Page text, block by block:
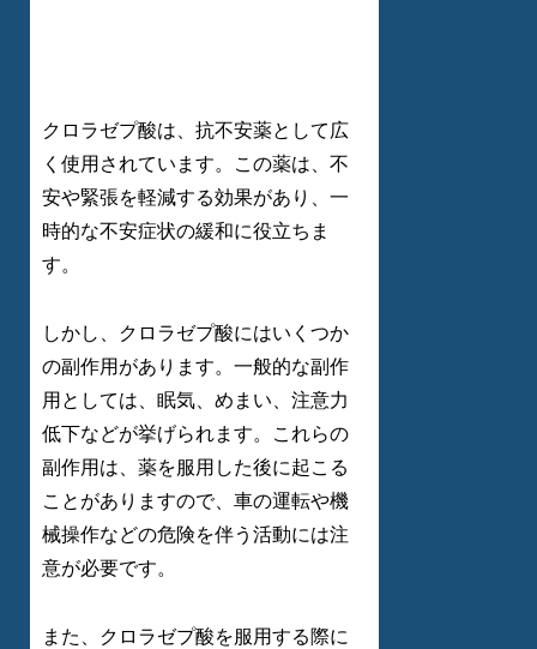
クロラゼプ酸は、抗不安薬として広
く使用されています。この薬は、不
安や緊張を軽減する効果があり、一
時的な不安症状の緩和に役立ちま
す。
しかし、クロラゼプ酸にはいくつか
の副作用があります。一般的な副作
用としては、眠気、めまい、注意力
低下などが挙げられます。これらの
副作用は、薬を服用した後に起こる
ことがありますので、車の運転や機
械操作などの危険を伴う活動には注
意が必要です。
また、クロラゼプ酸を服用する際に